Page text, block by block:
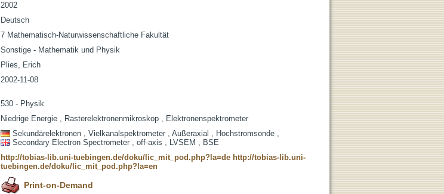
2002
Deutsch
7 Mathematisch-Naturwissenschaftliche Fakultät
Sonstige - Mathematik und Physik
Plies, Erich
2002-11-08
530 - Physik
Niedrige Energie , Rasterelektronenmikroskop , Elektronenspektrometer
Sekundärelektronen , Vielkanalspektrometer , Außeraxial , Hochstromsonde ,
Secondary Electron Spectrometer , off-axis , LVSEM , BSE
http://tobias-lib.uni-tuebingen.de/doku/lic_mit_pod.php?la=de http://tobias-lib.uni-
tuebingen.de/doku/lic_mit_pod.php?la=en
Print-on-Demand